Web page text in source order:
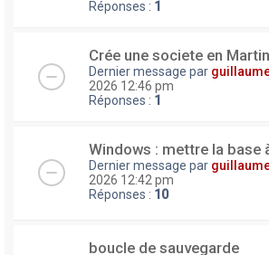
Réponses : 1
Crée une societe en
Dernier message par
2026 12:46 pm
Réponses : 1
Windows : mettre la base
Dernier message par
2026 12:42 pm
Réponses : 10
boucle de sauvegarde